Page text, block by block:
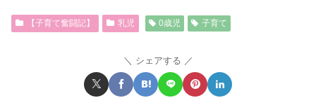
【子育て奮闘記】 乳児 0歳児 子育て
シェアする